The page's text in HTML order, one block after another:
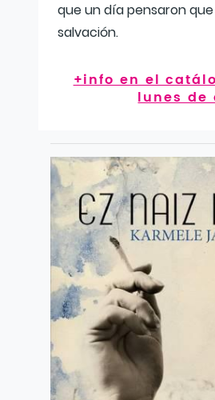
que un día pensaron
salvación.
+info en el
lunes de